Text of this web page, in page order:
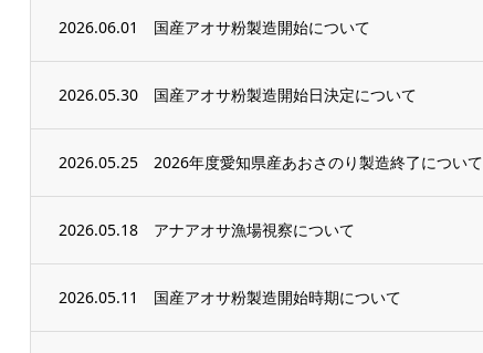
2026.06.01 国産アオサ粉製造開始について
2026.05.30 国産アオサ粉製造開始日決定について
2026.05.25 2026年度愛知県産あおさのり製造終了について
2026.05.18 アナアオサ漁場視察について
2026.05.11 国産アオサ粉製造開始時期について